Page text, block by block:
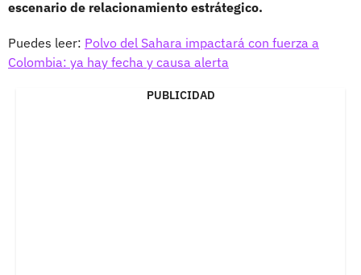
escenario de relacionamiento estrátegico.
Puedes leer: Polvo del Sahara impactará con fuerza a
Colombia: ya hay fecha y causa alerta
PUBLICIDAD